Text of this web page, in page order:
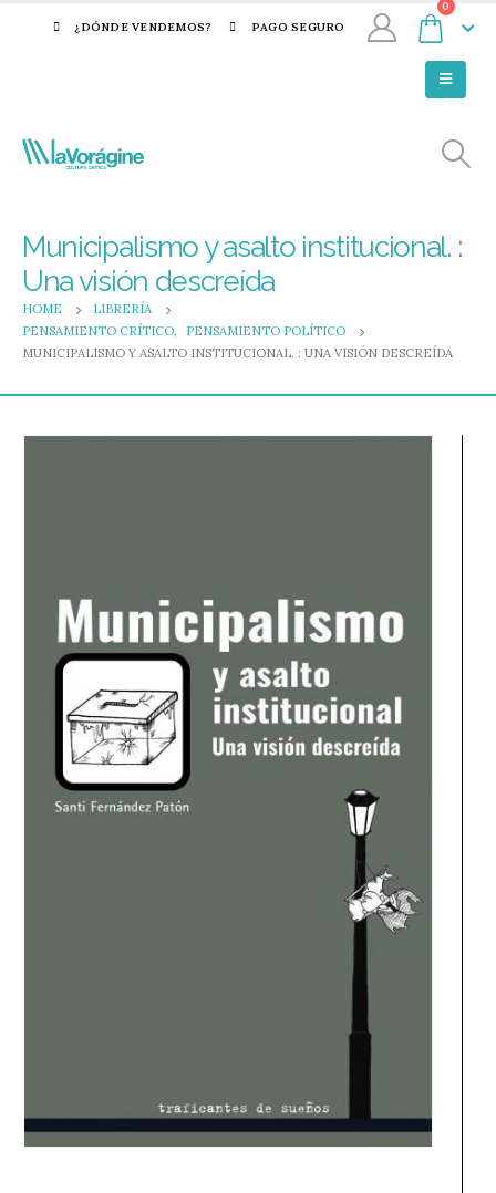
¿DÓNDE VENDEMOS? PAGO SEGURO
0
Municipalismo y asalto institucional. :
Una visión descreída
HOME
LIBRERÍA
PENSAMIENTO CRÍTICO,
PENSAMIENTO POLÍTICO
MUNICIPALISMO Y ASALTO INSTITUCIONAL. : UNA VISIÓN DESCREÍDA